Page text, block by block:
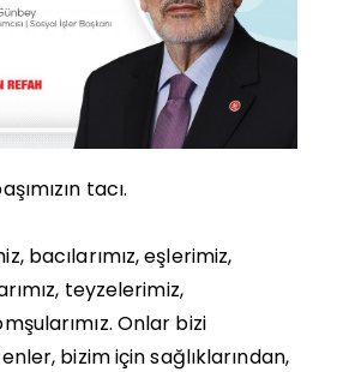
tacı.
bacılarımız, eşlerimiz,
teyzelerimiz,
Onlar bizi
bizim için sağlıklarından,